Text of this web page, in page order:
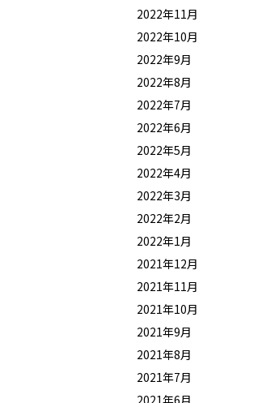
2022年11月
2022年10月
2022年9月
2022年8月
2022年7月
2022年6月
2022年5月
2022年4月
2022年3月
2022年2月
2022年1月
2021年12月
2021年11月
2021年10月
2021年9月
2021年8月
2021年7月
2021年6月